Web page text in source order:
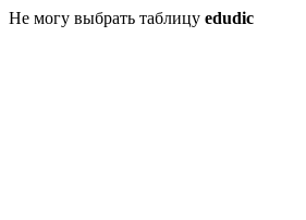
Не могу выбрать таблицу edudic